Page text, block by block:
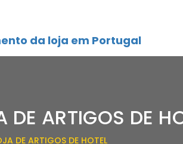
da loja em Portugal
DE ARTIGOS DE
DE ARTIGOS DE HOTEL